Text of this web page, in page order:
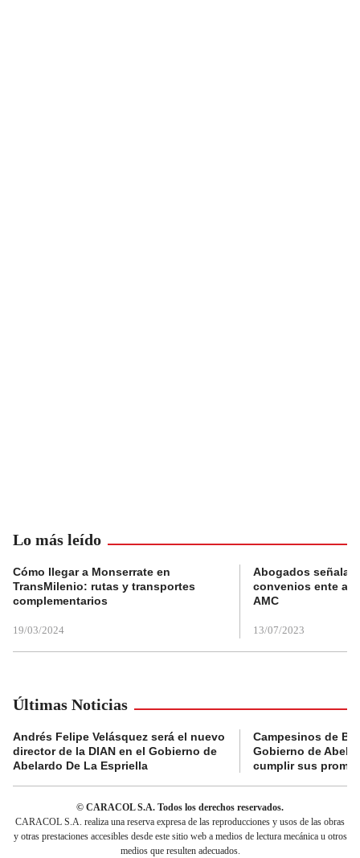
Lo más leído
Cómo llegar a Monserrate en
TransMilenio: rutas y transportes
complementarios
19/03/2024
Abogados
convenios ente
AMC
13/07/2023
Últimas Noticias
Andrés Felipe Velásquez será el nuevo
director de la DIAN en el Gobierno de
Abelardo De La Espriella
Campesinos de
Gobierno de
cumplir sus
© CARACOL S.A. Todos los derechos reservados.
CARACOL S.A. realiza una reserva expresa de las reproducciones y usos de las obras
y otras prestaciones accesibles desde este sitio web a medios de lectura mecánica u otros
medios que resulten adecuados.